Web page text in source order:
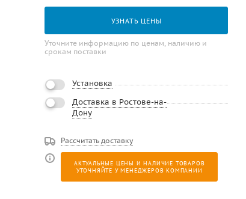
УЗНАТЬ ЦЕНЫ
Уточните информацию по ценам, наличию и
срокам поставки
Установка
Доставка в Ростове-на-
Дону
Рассчитать доставку
АКТУАЛЬНЫЕ ЦЕНЫ И НАЛИЧИЕ ТОВАРОВ
УТОЧНЯЙТЕ У МЕНЕДЖЕРОВ КОМПАНИИ